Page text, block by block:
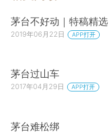
茅台不好动｜特稿精选
2019年06月22日 APP打开
茅台过山车
2017年04月29日 APP打开
茅台难松绑